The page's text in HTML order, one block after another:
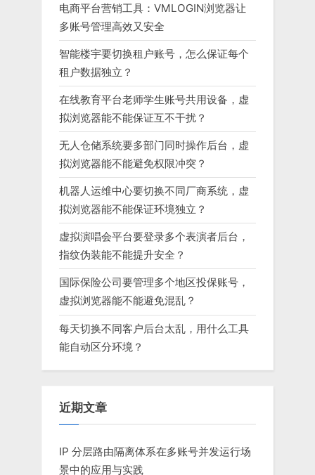
电商平台营销工具：VMLOGIN浏览器让
多账号管理高效又安全
智能楼宇要切换租户账号，怎么保证每个
租户数据独立？
在线教育平台老师学生账号共用设备，虚
拟浏览器能不能保证互不干扰？
无人仓储系统要多部门同时操作后台，虚
拟浏览器能不能避免权限冲突？
机器人运维中心要切换不同厂商系统，虚
拟浏览器能不能保证环境独立？
虚拟演唱会平台要登录多个表演者后台，
指纹伪装能不能提升安全？
国际保险公司要管理多个地区投保账号，
虚拟浏览器能不能避免混乱？
每天切换不同客户后台太乱，用什么工具
能自动区分环境？
近期文章
IP 分层路由隔离体系在多账号并发运行场
景中的应用与实践